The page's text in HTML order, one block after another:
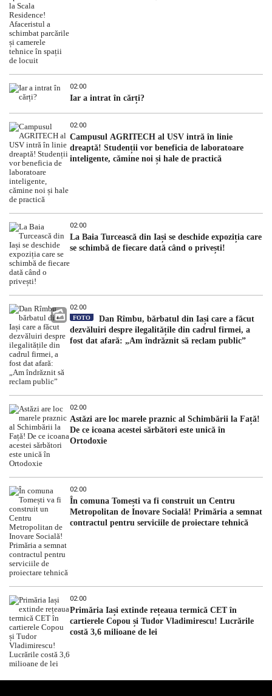
02:00
Iar a intrat în cărți?
02:00
Campusul AGRITECH al USV intră în linie
dreaptă! Studenții vor beneficia de laboratoare
inteligente, cămine noi și hale de practică
02:00
La Baia Turcească din Iași se deschide expoziția care
se schimbă de fiecare dată când o privești!
02:00
FOTO
Dan Rîmbu, bărbatul din Iași care a făcut
dezvăluiri despre ilegalitățile din cadrul firmei, a
fost dat afară: „Am îndrăznit să reclam public”
02:00
Astăzi are loc marele praznic al Schimbării la Față!
De ce icoana acestei sărbători este unică în
Ortodoxie
02:00
În comuna Tomești va fi construit un Centru
Metropolitan de Inovare Socială! Primăria a semnat
contractul pentru serviciile de proiectare tehnică
02:00
Primăria Iași extinde rețeaua termică CET în
cartierele Copou și Tudor Vladimirescu! Lucrările
costă 3,6 milioane de lei